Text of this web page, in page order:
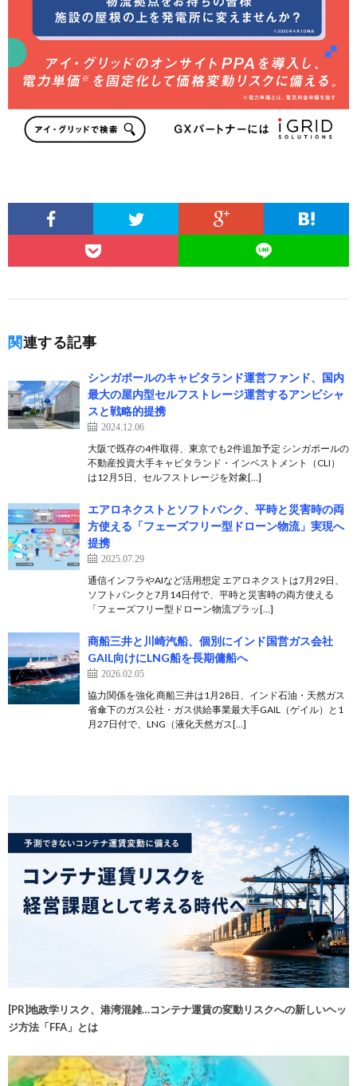
関連する記事
シンガポールのキャピタランド運営ファンド、国内
最大の屋内型セルフストレージ運営するアンビシャ
スと戦略的提携
2024.12.06
大阪で既存の4件取得、東京でも2件追加予定 シンガポールの
不動産投資大手キャピタランド・インベストメント（CLI）
は12月5日、セルフストレージを対象[…]
エアロネクストとソフトバンク、平時と災害時の両
方使える「フェーズフリー型ドローン物流」実現へ
提携
2025.07.29
通信インフラやAIなど活用想定 エアロネクストは7月29日、
ソフトバンクと7月14日付で、平時と災害時の両方使える
「フェーズフリー型ドローン物流プラッ[…]
商船三井と川崎汽船、個別にインド国営ガス会社
GAIL向けにLNG船を長期傭船へ
2026.02.05
協力関係を強化 商船三井は1月28日、インド石油・天然ガス
省傘下のガス公社・ガス供給事業最大手GAIL（ゲイル）と1
月27日付で、LNG（液化天然ガス[…]
[PR]地政学リスク、港湾混雑…コンテナ運賃の変動リスクへの新しいヘッ
ジ方法「FFA」とは